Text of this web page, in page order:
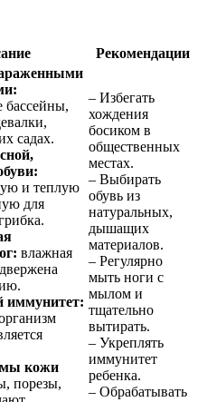
Рекомендации
бассейны,
садах.
и теплую
для
влажная
кожи
порезы,
– Избегать
хождения
босиком в
общественных
местах.
– Выбирать
обувь из
натуральных,
дышащих
материалов.
– Регулярно
мыть ноги с
мылом и
тщательно
вытирать.
– Укреплять
иммунитет
ребенка.
– Обрабатывать